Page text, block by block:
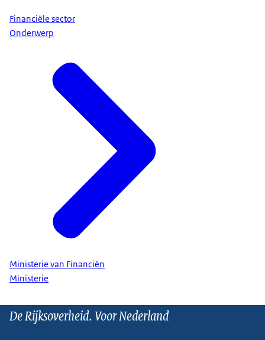
Financiële sector
Onderwerp
Ministerie van Financiën
Ministerie
De Rijksoverheid. Voor Nederland